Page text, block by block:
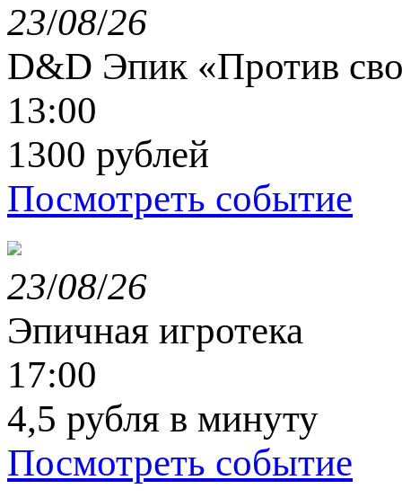
23/08/26
D&D Эпик «Против
13:00
1300 рублей
Посмотреть событие
23/08/26
Эпичная игротека
17:00
4,5 рубля в минуту
Посмотреть событие